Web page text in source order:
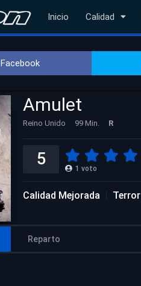
Inicio Calidad
Facebook
Amulet
Reino Unido 99 Min. R
5 1 voto
Calidad Mejorada Terror
Reparto